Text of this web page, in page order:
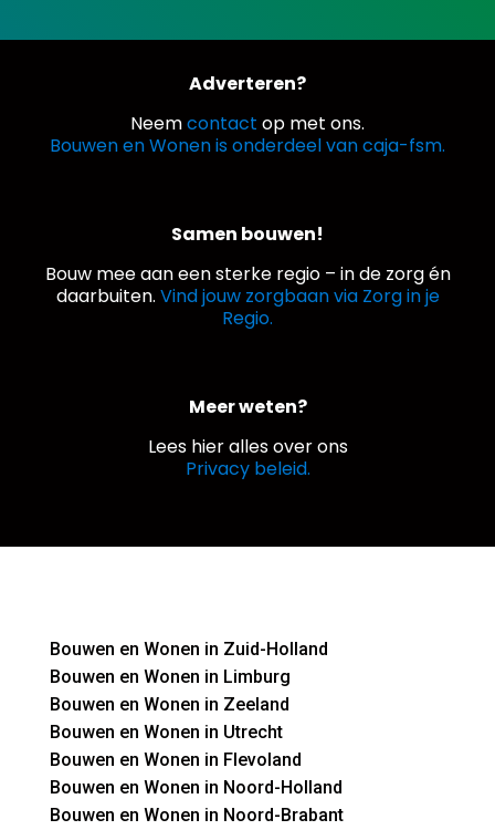
Adverteren?
Neemcontact op met ons.
Bouwen en Wonen is onderdeel van caja-fsm.
Samen bouwen!
Bouw mee aan een sterke regio – in de zorg én
daarbuiten. Vind jouw zorgbaan via Zorg in je
Regio.
Meer weten?
Lees hier alles over ons
Privacy beleid.
Bouwen en Wonen in Zuid-Holland
Bouwen en Wonen in Limburg
Bouwen en Wonen in Zeeland
Bouwen en Wonen in Utrecht
Bouwen en Wonen in Flevoland
Bouwen en Wonen in Noord-Holland
Bouwen en Wonen in Noord-Brabant